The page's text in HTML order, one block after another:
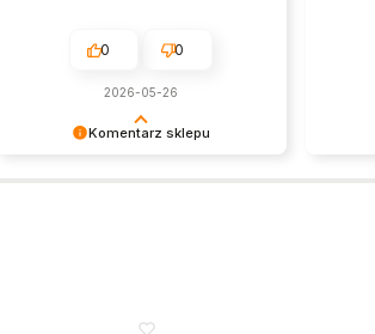
Komentarz sklepu
0 0
2026-05-26